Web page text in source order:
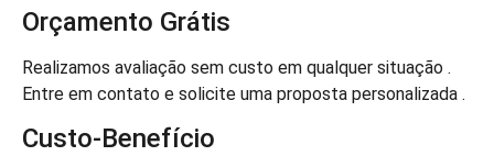
Orçamento Grátis
Realizamos avaliação sem custo em qualquer situação .
Entre em contato e solicite uma proposta personalizada .
Custo-Benefício